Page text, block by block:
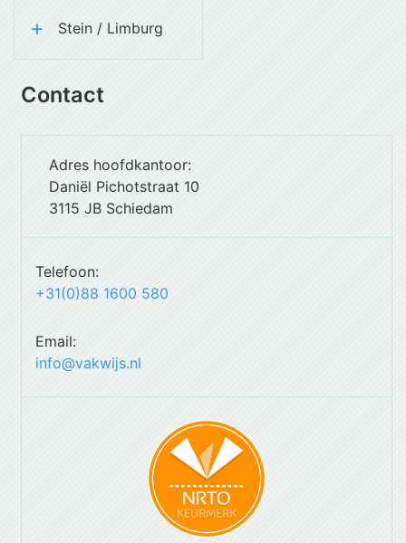
Stein / Limburg
Contact
Adres hoofdkantoor:
Daniël Pichotstraat 10
3115 JB Schiedam
Telefoon:
+31(0)88 1600 580
Email:
info@vakwijs.nl